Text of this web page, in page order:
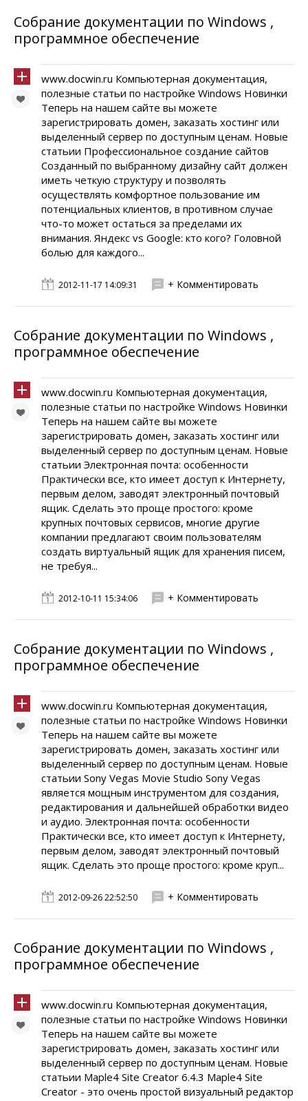
Собрание документации по Windows ,
программное обеспечение
www.docwin.ru Компьютерная документация,
полезные статьи по настройке Windows Новинки
Теперь на нашем сайте вы можете
зарегистрировать домен, заказать хостинг или
выделенный сервер по доступным ценам. Новые
статьии Профессиональное создание сайтов
Созданный по выбранному дизайну сайт должен
иметь четкую структуру и позволять
осуществлять комфортное пользование им
потенциальных клиентов, в противном случае
что-то может остаться за пределами их
внимания. Яндекс vs Google: кто кого? Головной
болью для каждого...
2012-11-17 14:09:31 + Комментировать
Собрание документации по Windows ,
программное обеспечение
www.docwin.ru Компьютерная документация,
полезные статьи по настройке Windows Новинки
Теперь на нашем сайте вы можете
зарегистрировать домен, заказать хостинг или
выделенный сервер по доступным ценам. Новые
статьии Электронная почта: особенности
Практически все, кто имеет доступ к Интернету,
первым делом, заводят электронный почтовый
ящик. Сделать это проще простого: кроме
крупных почтовых сервисов, многие другие
компании предлагают своим пользователям
создать виртуальный ящик для хранения писем,
не требуя...
2012-10-11 15:34:06 + Комментировать
Собрание документации по Windows ,
программное обеспечение
www.docwin.ru Компьютерная документация,
полезные статьи по настройке Windows Новинки
Теперь на нашем сайте вы можете
зарегистрировать домен, заказать хостинг или
выделенный сервер по доступным ценам. Новые
статьии Sony Vegas Movie Studio Sony Vegas
является мощным инструментом для создания,
редактирования и дальнейшей обработки видео
и аудио. Электронная почта: особенности
Практически все, кто имеет доступ к Интернету,
первым делом, заводят электронный почтовый
ящик. Сделать это проще простого: кроме круп...
2012-09-26 22:52:50 + Комментировать
Собрание документации по Windows ,
программное обеспечение
www.docwin.ru Компьютерная документация,
полезные статьи по настройке Windows Новинки
Теперь на нашем сайте вы можете
зарегистрировать домен, заказать хостинг или
выделенный сервер по доступным ценам. Новые
статьии Maple4 Site Creator 6.4.3 Maple4 Site
Creator - это очень простой визуальный редактор